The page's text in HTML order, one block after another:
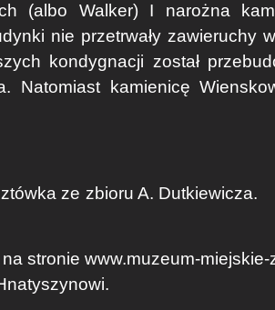
(albo Walker) I narożna
nie przetrwały zawieruchy
kondygnacji został
kamienicę
zbioru A.
stronie www.muzeum-